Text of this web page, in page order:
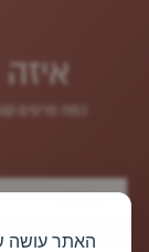
כמה‭ ‬פרטים‭ ‬קטנים‭ ‬ונחזור‭ ‬אליך לקביעת‭ ‬פגישת‭ ‬אבחון‭ ‬ללא‭ ‬עלות